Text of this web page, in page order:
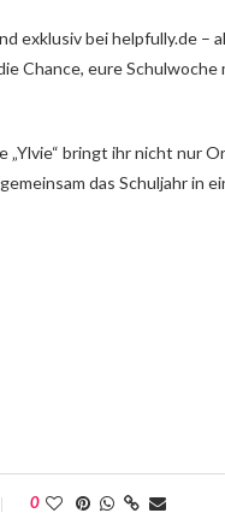
exklusiv bei helpfully.de –
Chance, eure Schulwoche
„Ylvie“ bringt ihr nicht nur
das Schuljahr in
0